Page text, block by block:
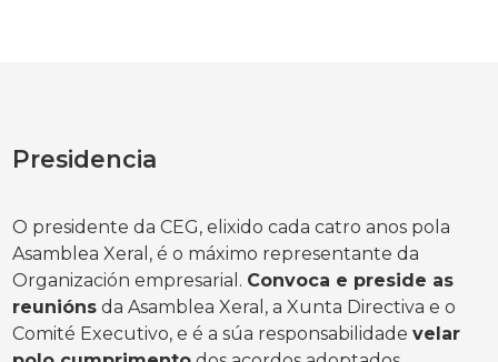
Presidencia
O presidente da CEG, elixido cada catro anos pola
Asamblea Xeral, é o máximo representante da
Organización empresarial. Convoca e preside as
reunións da Asamblea Xeral, a Xunta Directiva e o
Comité Executivo, e é a súa responsabilidadevelar